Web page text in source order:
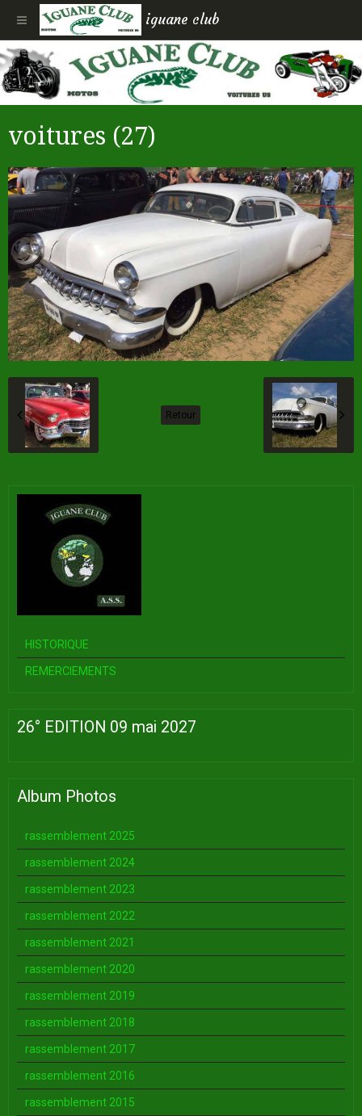
iguane club
voitures (27)
Retour
HISTORIQUE
REMERCIEMENTS
26° EDITION 09 mai 2027
Album Photos
rassemblement 2025
rassemblement 2024
rassemblement 2023
rassemblement 2022
rassemblement 2021
rassemblement 2020
rassemblement 2019
rassemblement 2018
rassemblement 2017
rassemblement 2016
rassemblement 2015